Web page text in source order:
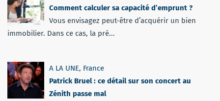
Comment calculer sa capacité d’emprunt ?
Vous envisagez peut-être d’acquérir un bien
immobilier. Dans ce cas, la pré...
A LA UNE, France
Patrick Bruel : ce détail sur son concert au
Zénith passe mal